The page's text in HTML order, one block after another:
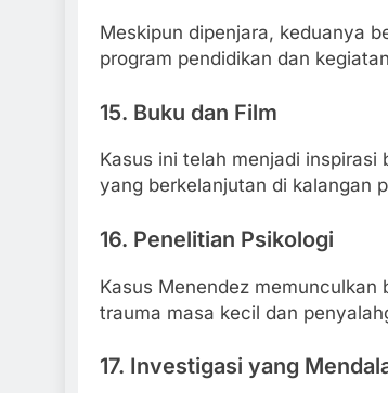
Meskipun dipenjara, keduanya
program pendidikan dan
15. Buku dan Film
Kasus ini telah menjadi
yang berkelanjutan di kalangan
16. Penelitian Psikologi
Kasus Menendez
trauma masa kecil dan
17. Investigasi yang